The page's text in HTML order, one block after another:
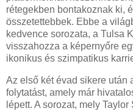
rétegekben bontakoznak ki,
összetettebbek. Ebbe a
kedvence sorozata, a Tulsa
visszahozza a képernyőre
ikonikus és szimpatikus
Az első két évad sikere után
folytatást, amely már
lépett. A sorozat, mely